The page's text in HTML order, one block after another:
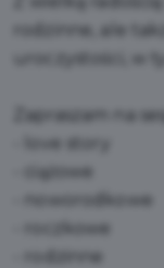
rodzinne, ale
uroczystości, w
Zapraszam na
- love story
- ciążowe
- noworodkowe
- roczkowe
- rodzinne